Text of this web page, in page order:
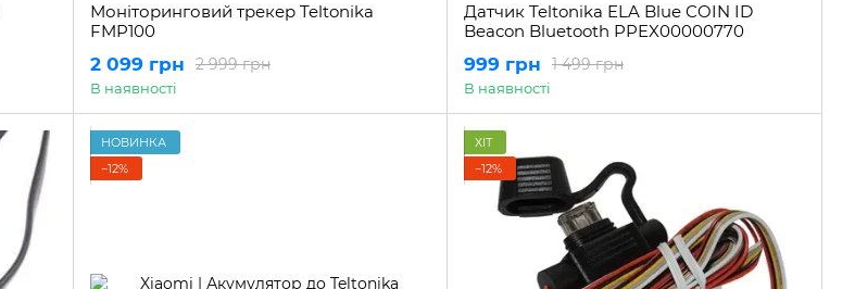
Моніторинговий трекер Teltonika
FMP100
2 999 грн
2 099 грн
В наявності
Датчик Teltonika ELA Blue COIN ID
Beacon Bluetooth PPEX00000770
1 499 грн
999 грн
В наявності
НОВИНКА
−12%
ХІТ
−12%